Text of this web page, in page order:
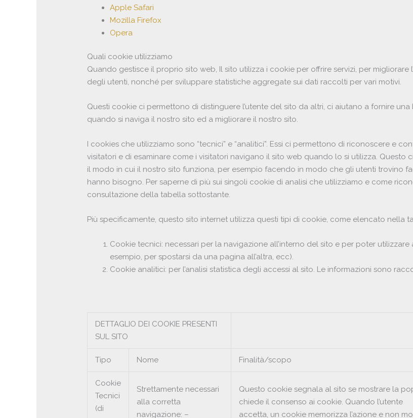
Apple Safari
Mozilla Firefox
Opera
Quali cookie utilizziamo
Quando gestisce il proprio sito web, Il sito utilizza i cookie per offrire servizi, per migliorare
degli utenti, nonché per sviluppare statistiche aggregate sui dati raccolti per vari motivi.
Questi cookie ci permettono di distinguere l’utente del sito da altri, ci aiutano a fornire
quando si naviga il nostro sito ed a migliorare il nostro sito.
I cookies che utilizziamo sono “tecnici” e “analitici”. Essi ci permettono di riconoscere e
visitatori e di esaminare come i visitatori navigano il sito web quando lo si utilizza. Questo
il modo in cui il nostro sito funziona, per esempio facendo in modo che gli utenti trovino
hanno bisogno. Per saperne di più sui singoli cookie di analisi che utilizziamo e come
consultazione della tabella sottostante.
Più specificamente, questo sito internet utilizza questi tipi di cookie, come elencato nella
Cookie tecnici: necessari per la navigazione all’interno del sito e per poter
esempio, per spostarsi da una pagina all’altra, ecc).
Cookie analitici: per l’analisi statistica degli accessi al sito. Le informazioni sono
DETTAGLIO DEI COOKIE PRESENTI
SUL SITO
Tipo Nome Finalità/scopo
Cookie
Tecnici
(di
Strettamente necessari
alla corretta
navigazione: –
Questo cookie segnala al sito se mostrare la
chiede il consenso ai cookie. Quando l’utente
accetta, un cookie memorizza l’azione e non